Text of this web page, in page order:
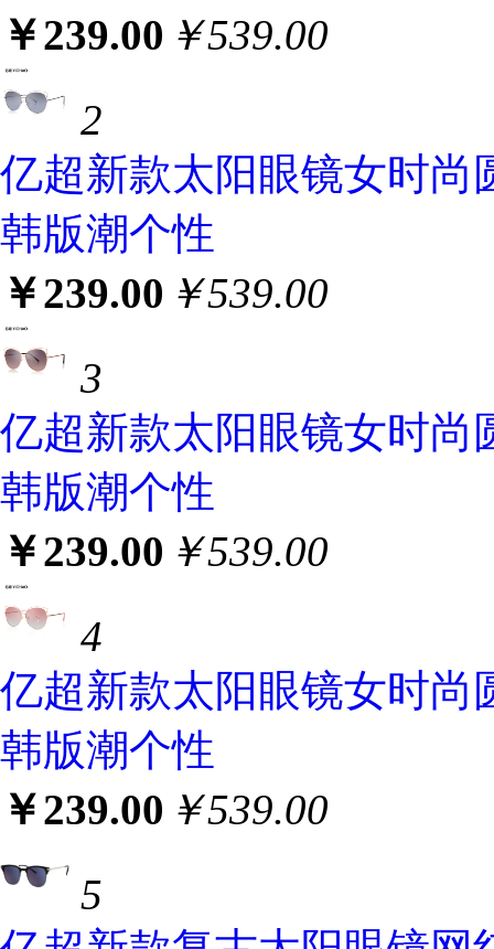
￥239.00 ￥539.00
2
亿超新款太阳眼镜女时尚
韩版潮个性
￥239.00 ￥539.00
3
亿超新款太阳眼镜女时尚
韩版潮个性
￥239.00 ￥539.00
4
亿超新款太阳眼镜女时尚
韩版潮个性
￥239.00 ￥539.00
5